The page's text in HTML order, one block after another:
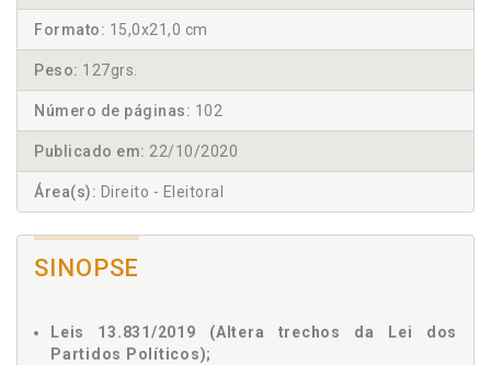
Formato: 15,0x21,0 cm
Peso: 127grs.
Número de páginas: 102
Publicado em: 22/10/2020
Área(s): Direito - Eleitoral
SINOPSE
Leis 13.831/2019 (Altera trechos da Lei dos
Partidos Políticos);